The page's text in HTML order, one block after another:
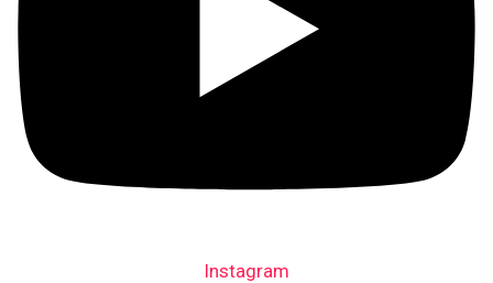
Instagram